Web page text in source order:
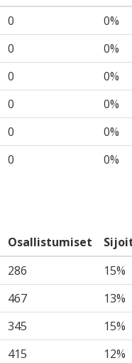
0
0%
0
0%
0
0%
0
0%
0
0%
0 0%
Osallistumiset
286
15%
467
13%
345
15%
415
12%